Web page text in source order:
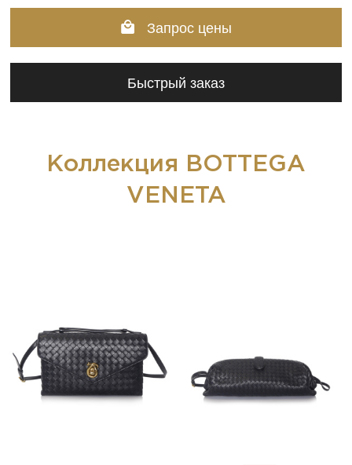
Запрос цены
Быстрый заказ
Коллекция BOTTEGA
VENETA